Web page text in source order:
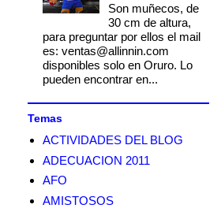
Son muñecos, de
30 cm de altura,
para preguntar por ellos el mail
es: ventas@allinnin.com
disponibles solo en Oruro. Lo
pueden encontrar en...
Temas
ACTIVIDADES DEL BLOG
ADECUACION 2011
AFO
AMISTOSOS